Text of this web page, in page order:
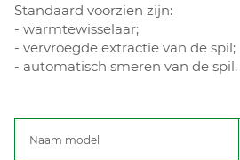
Standaard voorzien zijn:
- warmtewisselaar;
- vervroegde extractie van de spil;
- automatisch smeren van de spil.
Naam model